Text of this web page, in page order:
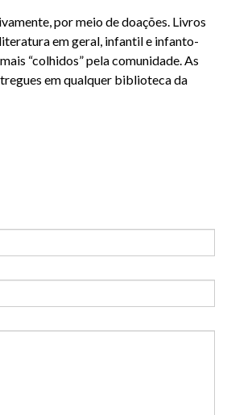
por meio de doações. Livros
em geral, infantil e infanto-
“colhidos” pela comunidade. As
em qualquer biblioteca da